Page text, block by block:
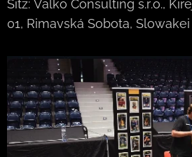
Sitz: Valko Consulting s.r.o.,
01, Rimavská Sobota, Slowakei